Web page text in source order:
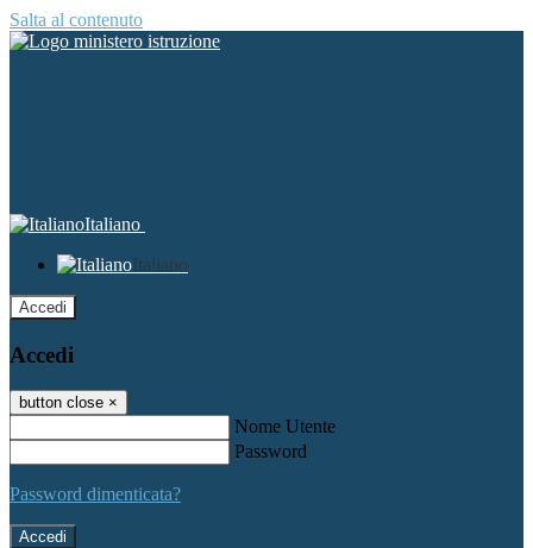
Salta al contenuto
Italiano
Italiano
Accedi
Accedi
button close ×
Nome Utente
Password
Password dimenticata?